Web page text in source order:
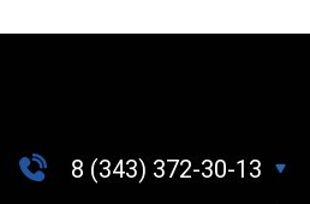
8 (343) 372-30-13